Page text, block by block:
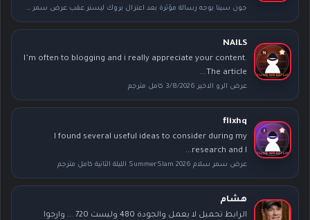
جون سينا يوجه رسالة مؤثرة بعد اعتزال بروك ليسنر عقب عرض سمر سلام
NAILS
I’m often to blogging and i really appreciate your content.
The article...
عرض الرو الاخير 3/8/2026 كامل مترجم
flixhq
I found several useful ideas to consider during my
research and I...
عرض سمر سلام SummerSlam 2026 الليلة الثانية كامل مترجم
هشام
الرابط تحميل لا يعمل والجودة 480 وليست 720 ... وارجوا